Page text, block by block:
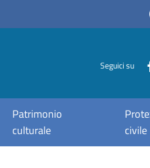
Seguici su
Patrimonio
culturale
civile